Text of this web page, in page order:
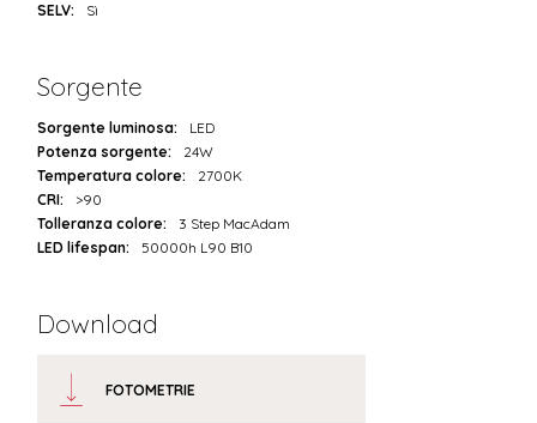
SELV:
Sì
Sorgente
Sorgente luminosa:
LED
Potenza sorgente:
24W
Temperatura colore:
2700K
CRI:
>90
Tolleranza colore:
3 Step MacAdam
LED lifespan:
50000h L90 B10
Download
FOTOMETRIE